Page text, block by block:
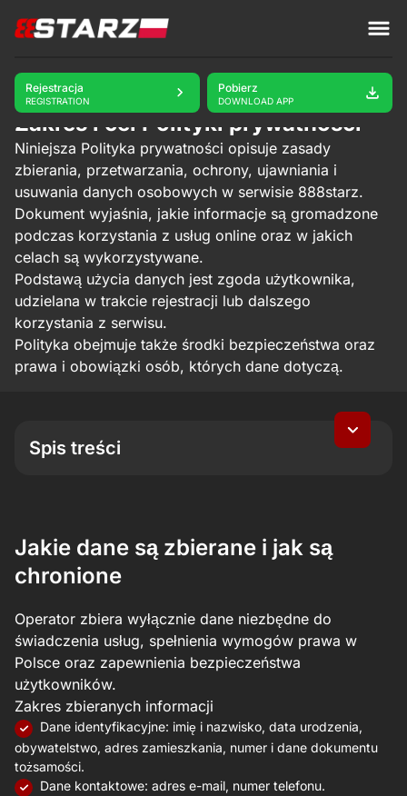
Rejestracja
REGISTRATION
Pobierz
DOWNLOAD APP
888starz Polityka prywatności
Zakres i cel Polityki prywatności
Niniejsza Polityka prywatności opisuje zasady
zbierania, przetwarzania, ochrony, ujawniania i
usuwania danych osobowych w serwisie 888starz.
Dokument wyjaśnia, jakie informacje są gromadzone
podczas korzystania z usług online oraz w jakich
celach są wykorzystywane.
Podstawą użycia danych jest zgoda użytkownika,
udzielana w trakcie rejestracji lub dalszego
korzystania z serwisu.
Polityka obejmuje także środki bezpieczeństwa oraz
prawa i obowiązki osób, których dane dotyczą.
Spis treści
Dostęp, aktualizacja i usuwanie danych
Prywatność osób niepełnoletnich
Przekazywanie danych poza Polskę i EOG
Pliki cookie i podobne technologie
Akceptacja i wersja obowiązująca
Udostępnianie danych podmiotom trzecim
Linki do serwisów zewnętrznych
Jakie dane są zbierane i jak są
chronione
Operator zbiera wyłącznie dane niezbędne do
świadczenia usług, spełnienia wymogów prawa w
Polsce oraz zapewnienia bezpieczeństwa
użytkowników.
Zakres zbieranych informacji
Dane identyfikacyjne: imię i nazwisko, data urodzenia,
obywatelstwo, adres zamieszkania, numer i dane dokumentu
tożsamości.
Dane kontaktowe: adres e-mail, numer telefonu.